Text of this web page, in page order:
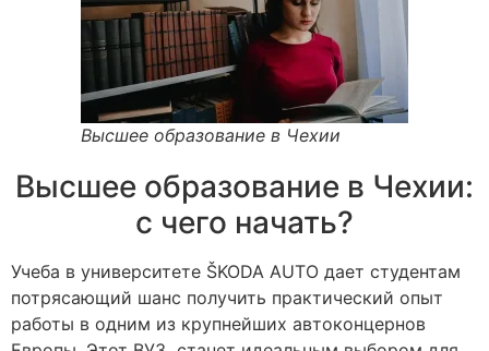
Высшее образование в Чехии
Высшее образование в Чехии:
с чего начать?
Учеба в университете ŠKODA AUTO дает студентам
потрясающий шанс получить практический опыт
работы в одним из крупнейших автоконцернов